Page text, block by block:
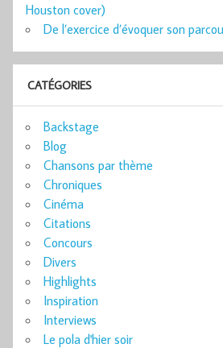
Houston cover)
De l’exercice d’évoquer son
CATÉGORIES
Backstage
Blog
Chansons par thème
Chroniques
Cinéma
Citations
Concours
Divers
Highlights
Inspiration
Interviews
Le pola d'hier soir